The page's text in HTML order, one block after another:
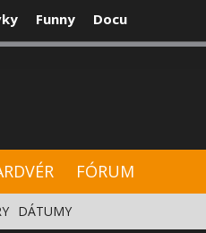
Funny Docu
FÓRUM
DÁTUMY